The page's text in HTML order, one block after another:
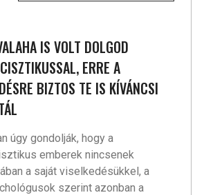
IS VOLT DOLGOD
ERRE A
BIZTOS TE IS KÍVÁNCSI
úgy gondolják, hogy a
emberek nincsenek
a saját viselkedésükkel, a
szerint azonban a